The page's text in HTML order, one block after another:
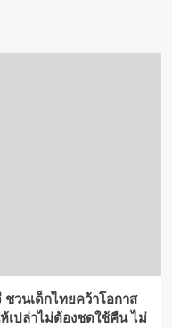
วนเด็กไทยคว้าโอกาส
เปล่าไม่ต้องชดใช้คืน ไม่